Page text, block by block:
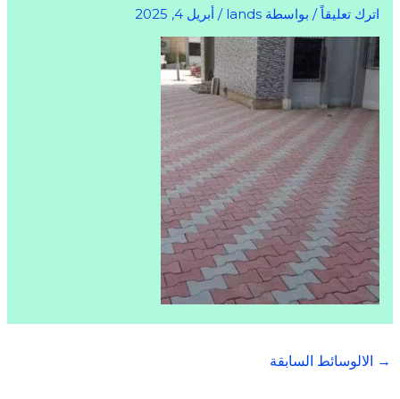
اترك تعليقاً / بواسطة lands
/أبريل 4, 2025
→ الالوسائط السابقة